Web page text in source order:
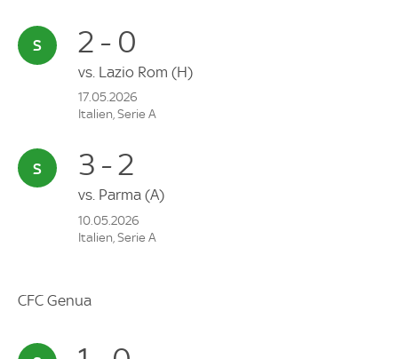
2 - 0
vs. Lazio Rom (H)
17.05.2026
Italien, Serie A
3 - 2
vs. Parma (A)
10.05.2026
Italien, Serie A
CFC Genua